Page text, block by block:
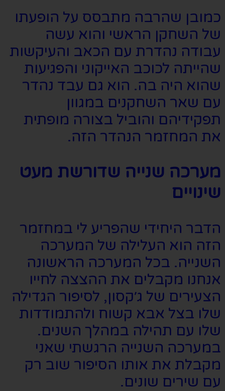
כמובן שהרבה מתבסס על הופעתו
של השחקן הראשי והוא עשה
עבודה נהדרת עם הכאב והעיקשות
שהייתה לכוכב האייקוני והפגיעות
שהוא היה בה. הוא גם עבד נהדר
עם שאר השחקנים במגוון
תפקידיהם והוביל בצורה מופתית
את המחזמר הנהדר הזה.
מערכה שנייה שדורשת מעט
שינויים
הדבר היחידי שהפריע לי במחזמר
הזה הוא העלילה של המערכה
השנייה. בכל המערכה הראשונה
אנחנו מקבלים את ההצצה לחייו
הצעירים של ג׳קסון, לסיפור הגדילה
שלו בצל אבא קשוח ולהתמודדות
שלו עם תהילה במהלך השנים.
במערכה השנייה הרגשתי שאני
מקבלת את אותו הסיפור שוב רק
עם שירים שונים.